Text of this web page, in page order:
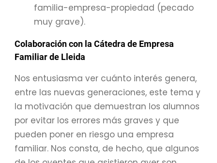
familia-empresa-propiedad (pecado
muy grave).
Colaboración con la Cátedra de Empresa
Familiar de Lleida
Nos entusiasma ver cuánto interés genera,
entre las nuevas generaciones, este tema y
la motivación que demuestran los alumnos
por evitar los errores más graves y que
pueden poner en riesgo una empresa
familiar. Nos consta, de hecho, que algunos